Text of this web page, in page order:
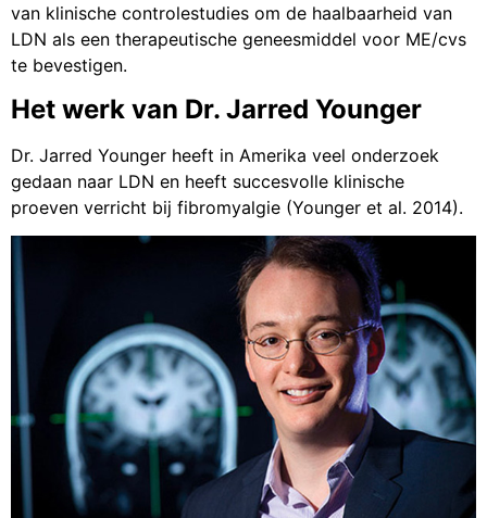
van klinische controlestudies om de haalbaarheid van
LDN als een therapeutische geneesmiddel voor ME/cvs
te bevestigen.
Het werk van Dr. Jarred Younger
Dr. Jarred Younger heeft in Amerika veel onderzoek
gedaan naar LDN en heeft succesvolle klinische
proeven verricht bij fibromyalgie (Younger et al. 2014).